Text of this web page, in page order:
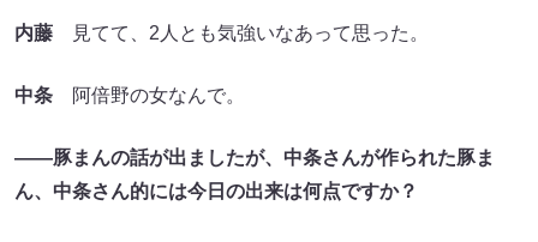
内藤 見てて、2人とも気強いなあって思った。
中条 阿倍野の女なんで。
――豚まんの話が出ましたが、中条さんが作られた豚ま
ん、中条さん的には今日の出来は何点ですか？